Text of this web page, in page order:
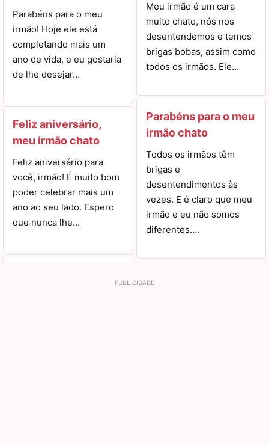
Parabéns para o meu
irmão! Hoje ele está
completando mais um
ano de vida, e eu gostaria
de lhe desejar…
Feliz aniversário,
meu irmão chato
Feliz aniversário para
você, irmão! É muito bom
poder celebrar mais um
ano ao seu lado. Espero
que nunca lhe…
Meu irmão é um cara
muito chato, nós nos
desentendemos e temos
brigas bobas, assim como
todos os irmãos. Ele…
Parabéns para o meu
irmão chato
Todos os irmãos têm
brigas e
desentendimentos às
vezes. E é claro que meu
irmão e eu não somos
diferentes….